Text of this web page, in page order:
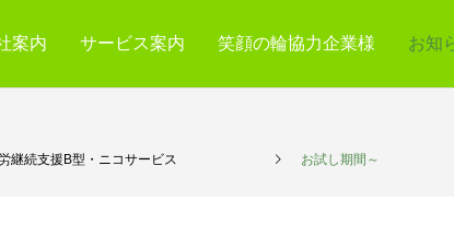
案内 サービス案内 笑顔の輪協力企業様 お知
労継続支援B型・ニコサービス お試し期間～